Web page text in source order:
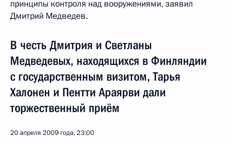
принципы контроля над вооружениями, заявил
Дмитрий Медведев.
В честь Дмитрия и Светланы
Медведевых, находящихся в Финляндии
с государственным визитом, Тарья
Халонен и Пентти Араярви дали
торжественный приём
20 апреля 2009 года, 23:00